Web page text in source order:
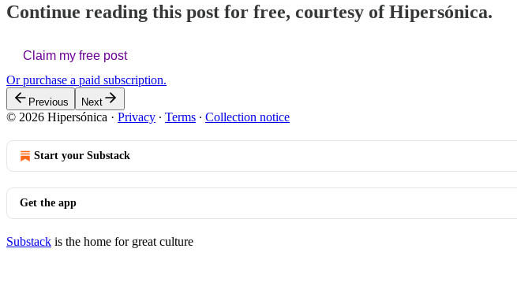
Continue reading this post for free, courtesy of Hipersónica.
Claim my free post
Or purchase a paid subscription.
Previous Next
© 2026 Hipersónica · Privacy ∙ Terms ∙ Collection notice
Start your Substack
Get the app
Substack is the home for great culture